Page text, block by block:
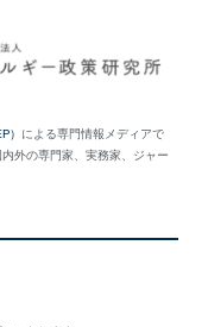
） による専門情報メディアで
外の専門家、実務家、ジャー